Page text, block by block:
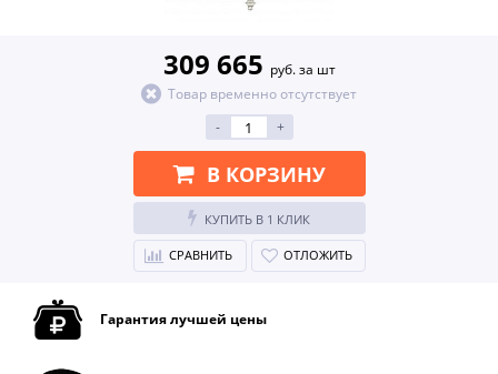
309 665 руб. за шт
Товар временно отсутствует
-
+
В КОРЗИНУ
КУПИТЬ В 1 КЛИК
СРАВНИТЬ ОТЛОЖИТЬ
Гарантия лучшей цены